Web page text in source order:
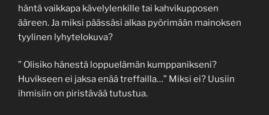
häntä vaikkapa kävelylenkille tai kahvikupposen
ääreen. Ja miksi päässäsi alkaa pyörimään mainoksen
tyylinen lyhytelokuva?
” Olisiko hänestä loppuelämän kumppanikseni?
Huvikseen ei jaksa enää treffailla…” Miksi ei? Uusiin
ihmisiin on piristävää tutustua.